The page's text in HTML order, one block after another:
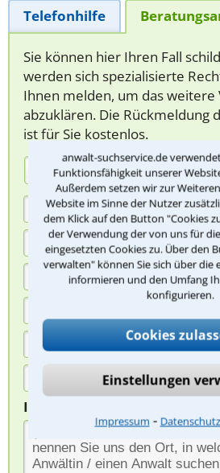
anwalt-suchservice.de
Funktionsfähigkeit unserer
Außerdem setzen wir zur
Website im Sinne der Nutzer
dem Klick auf den Button "Cookies
der Verwendung der von uns für
eingesetzten Cookies zu. Über den
verwalten" können Sie sich über die
informieren und den Umfang
konfigurieren.
Cookies
Einstellungen
Impressum ⁃
Telefonhilfe
Sie können hier Ihren Fall
werden sich spezialisierte
Ihnen melden, um das weitere
abzuklären. Die Rückmeldung
ist für Sie kostenlos.
(Anrede)
Ihre Nachricht*